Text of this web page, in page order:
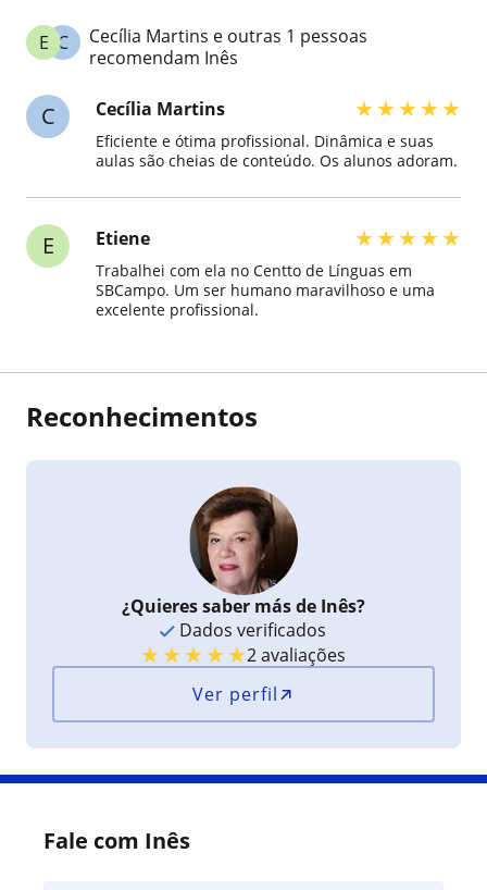
C
E
Cecília Martins e outras 1 pessoas
recomendam Inês
C Cecília Martins ★★★★★
Eficiente e ótima profissional. Dinâmica e suas
aulas são cheias de conteúdo. Os alunos adoram.
E Etiene ★★★★★
Trabalhei com ela no Centto de Línguas em
SBCampo. Um ser humano maravilhoso e uma
excelente profissional.
Reconhecimentos
¿Quieres saber más de Inês?
Dados verificados
★★★★★2 avaliações
Ver perfil
Fale com Inês